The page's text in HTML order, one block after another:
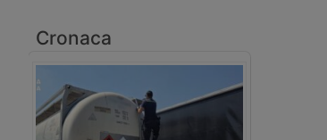
Cronaca